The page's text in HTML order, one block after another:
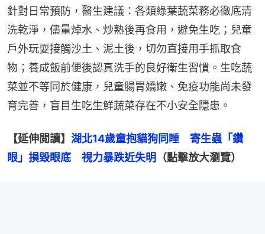
針對日常預防，醫生建議：各類綠葉蔬菜務必徹底清
洗乾淨，儘量焯水、炒熟後再食用，避免生吃；兒童
戶外玩耍接觸沙土、泥土後，切勿直接用手抓取食
物；養成飯前便後認真洗手的良好衛生習慣。生吃蔬
菜並不等同於健康，兒童腸胃嬌嫩、免疫功能尚未發
育完善，盲目生吃生鮮蔬菜存在不小安全隱患。
【延伸閲讀】 湖北14歲童抱貓狗同睡　寄生蟲「鑽
眼」損毀眼底　視力暴跌近失明 （點擊放大瀏覽）